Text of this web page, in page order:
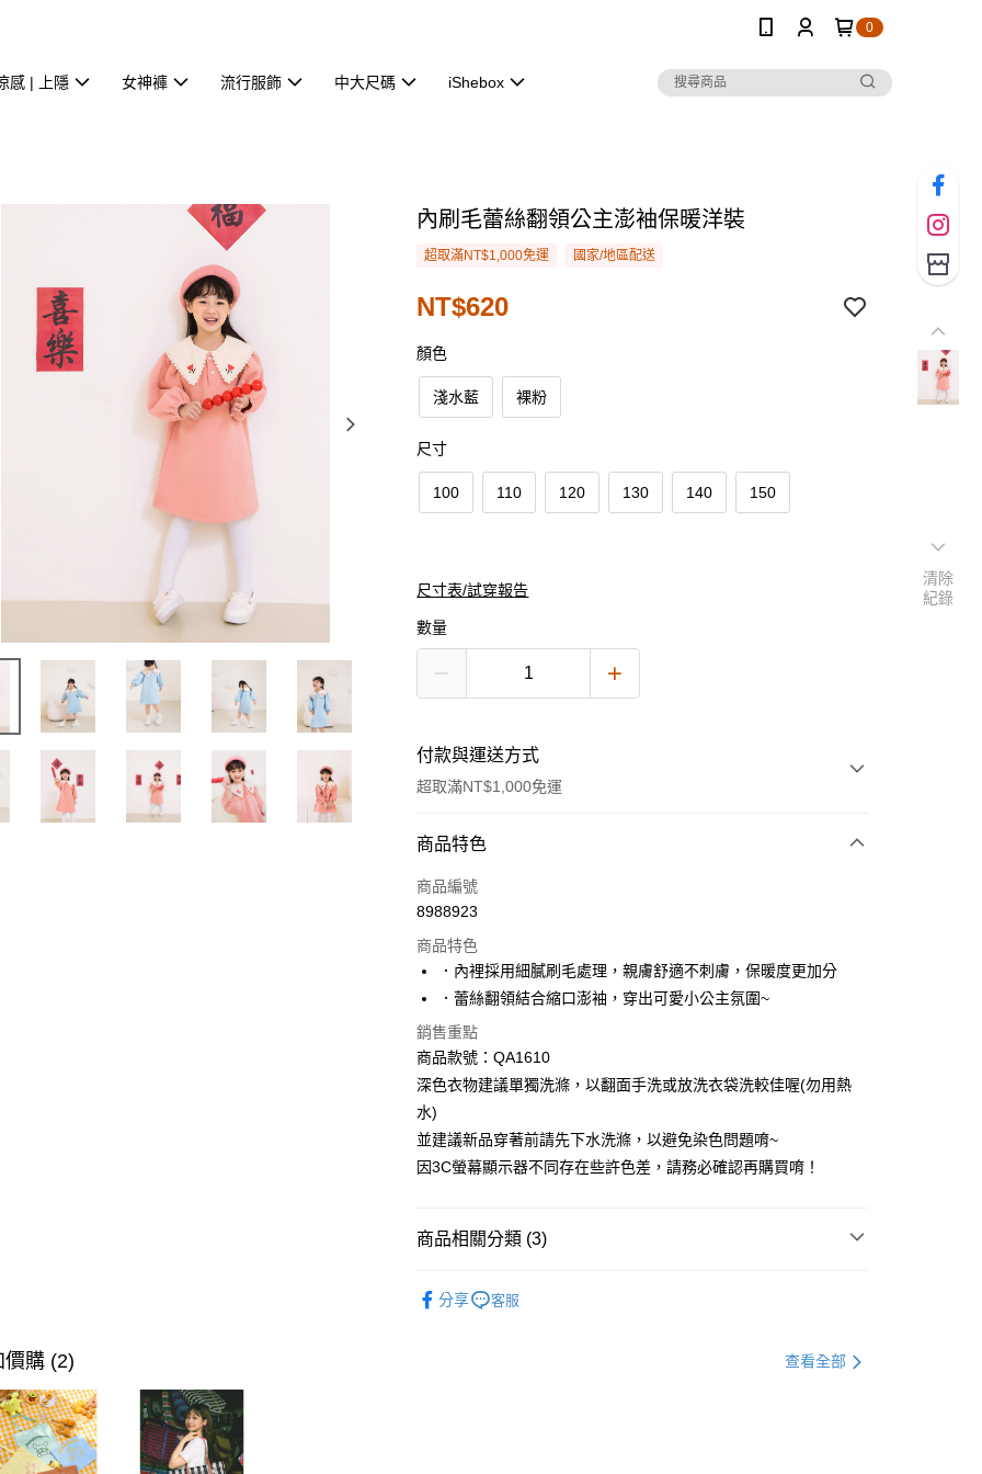
0
感 | 上隱 女神褲 流行服飾 中大尺碼 iShebox
內刷毛蕾絲翻領公主澎袖保暖洋裝
超取滿NT$1,000免運 國家/地區配送
NT$620
顏色
淺水藍 裸粉
尺寸
100 110 120 130 140 150
尺寸表/試穿報告
數量
付款與運送方式
超取滿NT$1,000免運
付款方式
信用卡一次付款
超商取貨付款
LINE Pay
街口支付
運送方式
全家取貨付款
付款後全家取貨
萊爾富取貨付款
商品特色
商品編號
8988923
商品特色
．內裡採用細膩刷毛處理，親膚舒適不刺膚，保暖度更加分
．蕾絲翻領結合縮口澎袖，穿出可愛小公主氛圍~
銷售重點
商品款號：QA1610
深色衣物建議單獨洗滌，以翻面手洗或放洗衣袋洗較佳喔(勿用熱
水)
並建議新品穿著前請先下水洗滌，以避免染色問題唷~
因3C螢幕顯示器不同存在些許色差，請務必確認再購買唷！
商品相關分類 (3)
分享 客服
價購 (2) 查看全部
清除
紀錄